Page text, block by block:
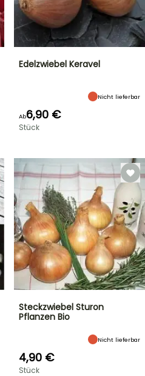
Edelzwiebel Keravel
Nicht lieferbar
Ab6,90 €
Stück
Steckzwiebel Sturon
Pflanzen Bio
Nicht lieferbar
4,90 €
Stück